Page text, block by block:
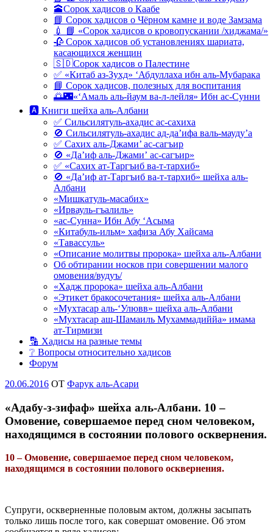
🕋Сорок хадисов о Каабе
📘 Сорок хадисов о Чёрном камне и воде Замзама
💉 📘 «Сорок хадисов о кровопускании /хиджама/»
🥀 Сорок хадисов об установлениях шариата,
касающихся женщин
🇸🇩Сорок хадисов о Палестине
✅ «Китаб аз-Зухд» ‘Абдуллаха ибн аль-Мубарака
📘 Сорок хадисов, полезных для воспитания
🌅🌃«‘Амаль аль-йаум ва-л-лейля» Ибн ас-Сунни
🅰 Книги шейха аль-Албани
✅ Сильсилятуль-ахадис ас-сахиха
🚫 Сильсилятуль-ахадис ад-да’ифа валь-мауду’а
✅ Сахих аль-Джами’ ас-сагъир
🚫 «Да’иф аль-Джами’ ас-сагъир»
✅ «Сахих ат-Таргъиб ва-т-тархиб»
🚫 «Да’иф ат-Таргъиб ва-т-тархиб» шейха аль-
Албани
«Мишкатуль-масабих»
«Ирвауль-гъалиль»
«ас-Сунна» Ибн Абу ‘Асыма
«Китабуль-ильм» хафиза Абу Хайсама
«Тавассуль»
«Описание молитвы пророка» шейха аль-Албани
Об обтирании носков при совершении малого
омовения/вудуъ/
«Хадж пророка» шейха аль-Албани
«Этикет бракосочетания» шейха аль-Албани
«Мухтасар аль-‘Улювв» шейха аль-Албани
«Мухтасар аш-Шамаиль Мухаммадиййа» имама
ат-Тирмизи
🔡 Хадисы на разные темы
❔ Вопросы относительно хадисов
Форум
Опубликовано
20.06.2016 OT Фарук аль-Асари
«Адабу-з-зифаф» шейха аль-Албани. 10 –
Омовение, совершаемое перед сном человеком,
находящимся в состоянии полового осквернения.
10 – Омовение, совершаемое перед сном человеком,
находящимся в состоянии полового осквернения.
Супруги, оскверненные половым актом, должны засыпать
только лишь после того, как совершат омовение. Об этом